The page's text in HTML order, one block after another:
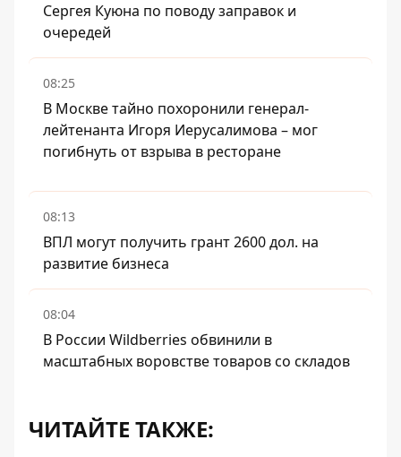
Сергея Куюна по поводу заправок и
очередей
08:25
В Москве тайно похоронили генерал-
лейтенанта Игоря Иерусалимова – мог
погибнуть от взрыва в ресторане
08:13
ВПЛ могут получить грант 2600 дол. на
развитие бизнеса
08:04
В России Wildberries обвинили в
масштабных воровстве товаров со складов
ЧИТАЙТЕ ТАКЖЕ: